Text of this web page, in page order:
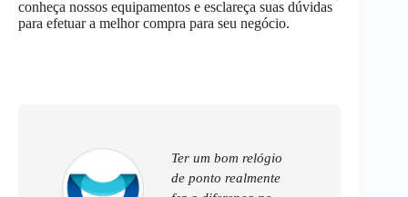
conheça nossos equipamentos e esclareça suas dúvidas
para efetuar a melhor compra para seu negócio.
Ter um bom relógio
de ponto realmente